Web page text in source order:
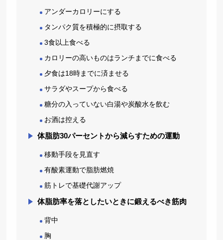
アンダーカロリーにする
タンパク質を積極的に摂取する
3食以上食べる
カロリーの高いものはランチまでに食べる
夕食は18時までに済ませる
サラダやスープから食べる
糖分の入っていない白湯や炭酸水を飲む
お酒は控える
体脂肪30パーセントから減らすための運動
移動手段を見直す
有酸素運動で脂肪燃焼
筋トレで基礎代謝アップ
体脂肪率を落としたいときに鍛えるべき筋肉
背中
胸